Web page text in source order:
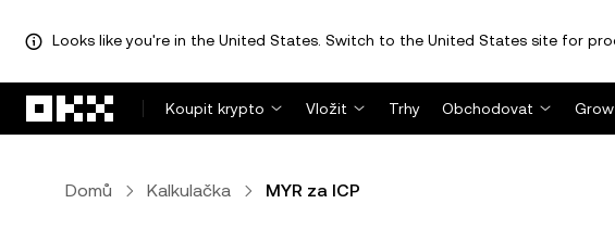
Looks like you're in the United States. Switch to the United States site for
Koupit krypto
Vložit Trhy Obchodovat Grow
Domů Kalkulačka MYR za ICP